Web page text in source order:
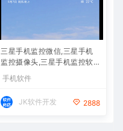
三星手机监控微信,三星手机
监控摄像头,三星手机监控软
件APP下载
手机软件
JK软件开发 2888